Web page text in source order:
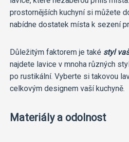
prostornějších kuchyní si můžete
nabídne dostatek místa k sezení
Důležitým faktorem je také styl
najdete lavice v mnoha různých
po rustikální. Vyberte si takovou
celkovým designem vaší kuchyně.
Materiály a odolnost